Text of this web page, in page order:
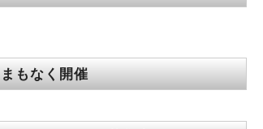
まもなく開催